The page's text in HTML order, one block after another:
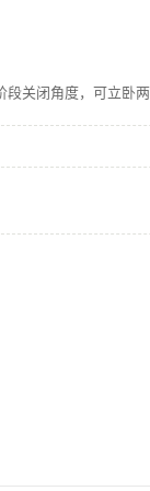
关闭角度，可立卧两